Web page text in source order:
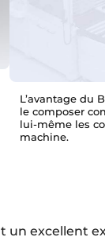
L’avantage du
le composer
lui-même les
machine.
un excellent